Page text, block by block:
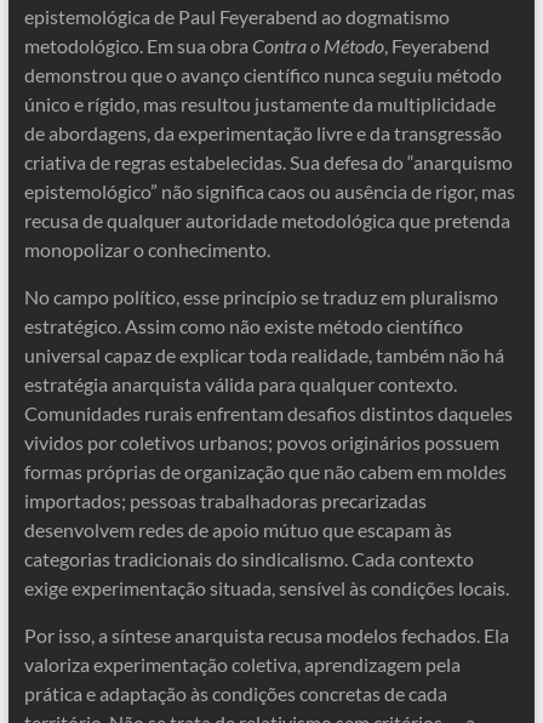
epistemológica de Paul Feyerabend ao dogmatismo
metodológico. Em sua obra Contra o Método, Feyerabend
demonstrou que o avanço científico nunca seguiu método
único e rígido, mas resultou justamente da multiplicidade
de abordagens, da experimentação livre e da transgressão
criativa de regras estabelecidas. Sua defesa do “anarquismo
epistemológico” não significa caos ou ausência de rigor, mas
recusa de qualquer autoridade metodológica que pretenda
monopolizar o conhecimento.
No campo político, esse princípio se traduz em pluralismo
estratégico. Assim como não existe método científico
universal capaz de explicar toda realidade, também não há
estratégia anarquista válida para qualquer contexto.
Comunidades rurais enfrentam desafios distintos daqueles
vividos por coletivos urbanos; povos originários possuem
formas próprias de organização que não cabem em moldes
importados; pessoas trabalhadoras precarizadas
desenvolvem redes de apoio mútuo que escapam às
categorias tradicionais do sindicalismo. Cada contexto
exige experimentação situada, sensível às condições locais.
Por isso, a síntese anarquista recusa modelos fechados. Ela
valoriza experimentação coletiva, aprendizagem pela
prática e adaptação às condições concretas de cada